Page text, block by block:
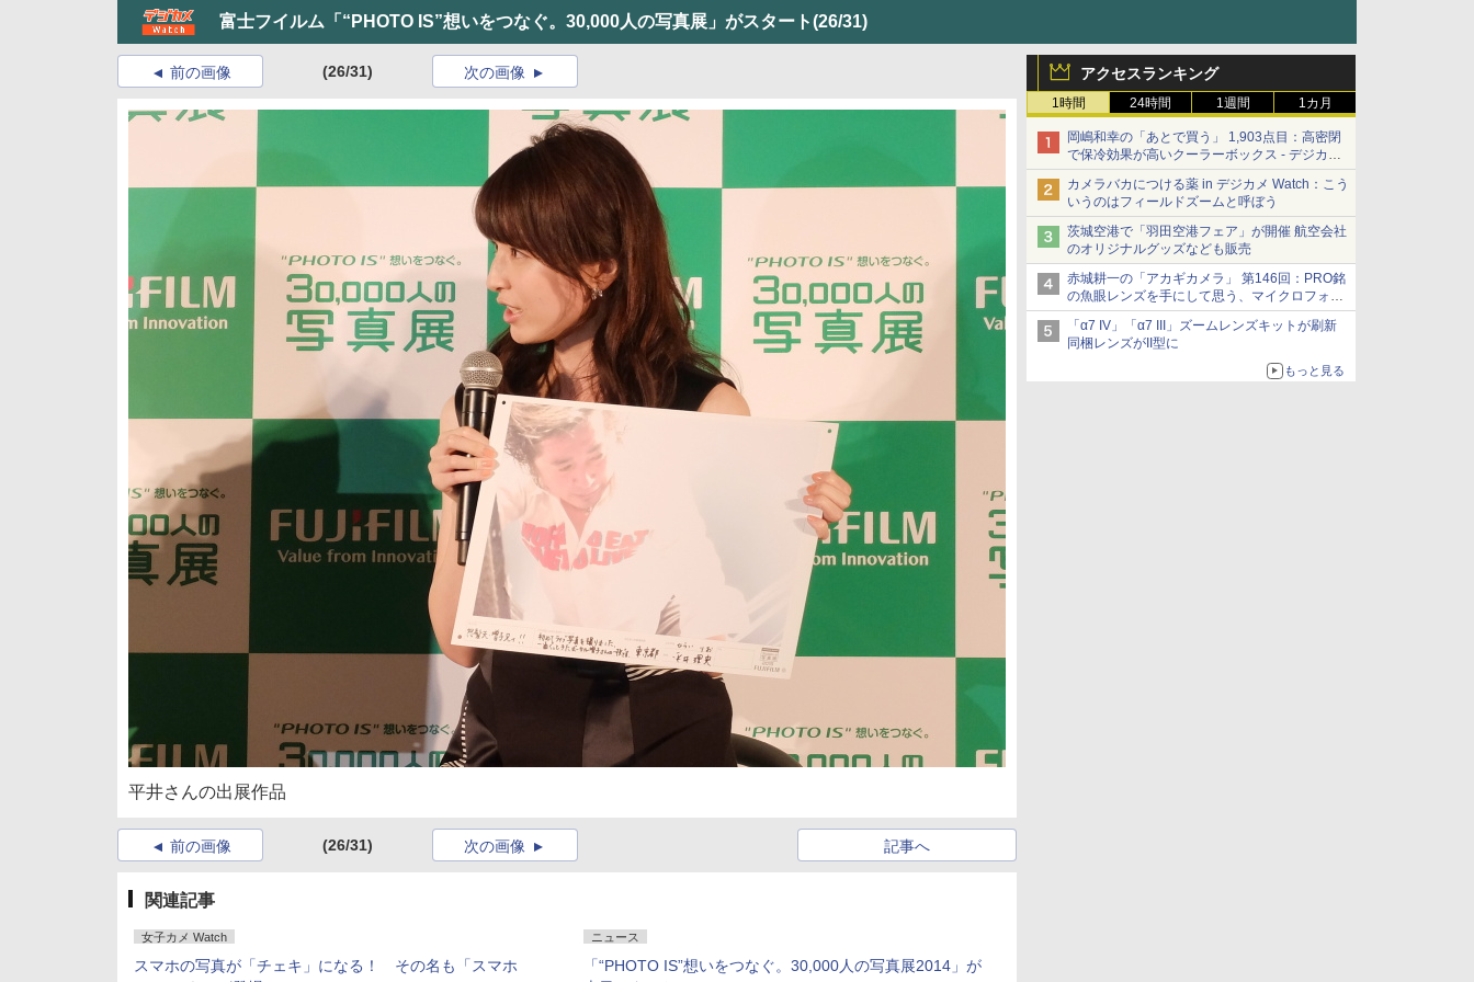
富士フイルム「“PHOTO IS”想いをつなぐ。30,000人の写真展」がスタート(26/31)
アクセスランキング
1時間 24時間 1週間 1カ月
岡嶋和幸の「あとで買う」 1,903点目：高密閉
で保冷効果が高いクーラーボックス - デジカメ
Watch
カメラバカにつける薬 in デジカメ Watch：こう
いうのはフィールドズームと呼ぼう
茨城空港で「羽田空港フェア」が開催 航空会社
のオリジナルグッズなども販売
赤城耕一の「アカギカメラ」 第146回：PRO銘
の魚眼レンズを手にして思う、マイクロフォー
サーズへの期待と可能性
「α7 IV」「α7 III」ズームレンズキットが刷新
同梱レンズがII型に
もっと見る
前の画像 (26/31) 次の画像
平井さんの出展作品
前の画像 (26/31) 記事へ
次の画像
関連記事
女子カメ Watch
スマホの写真が「チェキ」になる！ その名も「スマホ
ニュース
「“PHOTO IS”想いをつなぐ。30,000人の写真展2014」が